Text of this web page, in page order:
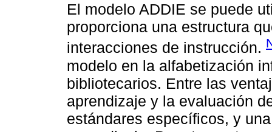
El modelo ADDIE se puede
proporciona una estructura
interacciones de instrucción.
modelo en la alfabetización
bibliotecarios. Entre las
aprendizaje y la evaluación
estándares específicos, y